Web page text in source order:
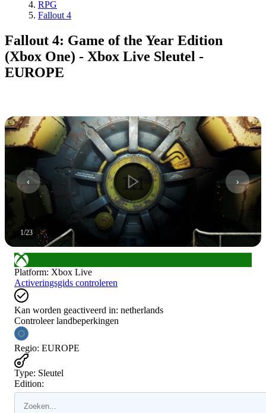
RPG
Fallout 4
Fallout 4: Game of the Year Edition
(Xbox One) - Xbox Live Sleutel -
EUROPE
1/23
Platform: Xbox Live
Activeringsgids controleren
Kan worden geactiveerd in: netherlands
Controleer landbeperkingen
Regio: EUROPE
Type: Sleutel
Edition: